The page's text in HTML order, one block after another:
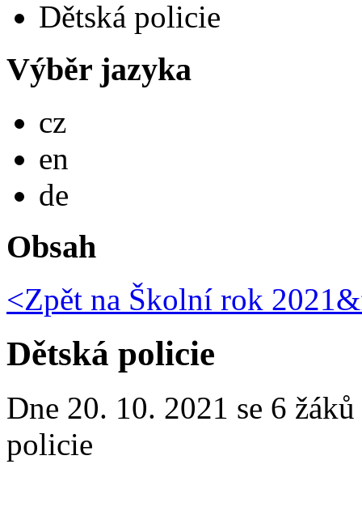
Dětská policie
Výběr jazyka
cz
en
de
Obsah
<Zpět na Školní rok
Dětská policie
Dne 20. 10. 2021 se 6
policie